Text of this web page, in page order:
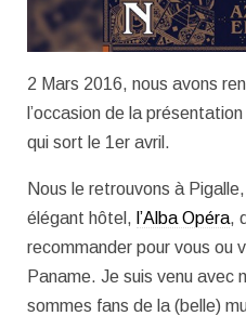
2 Mars 2016, nous avons
l’occasion de la
qui sort le 1er avril.
Nous le retrouvons à
élégant hôtel, l’Alba Opéra,
recommander pour vous ou
Paname. Je suis venu avec
sommes fans de la (belle)